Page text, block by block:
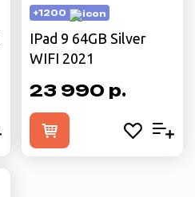
+1200
IPad 9 64GB Silver
WIFI 2021
23 990 р.